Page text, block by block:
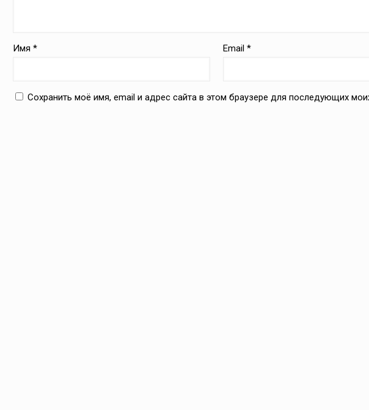
Имя * Email *
Сохранить моё имя, email и адрес сайта в этом браузере для последующих